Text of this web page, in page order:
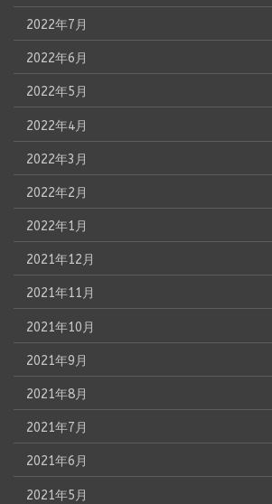
2022年7月
2022年6月
2022年5月
2022年4月
2022年3月
2022年2月
2022年1月
2021年12月
2021年11月
2021年10月
2021年9月
2021年8月
2021年7月
2021年6月
2021年5月